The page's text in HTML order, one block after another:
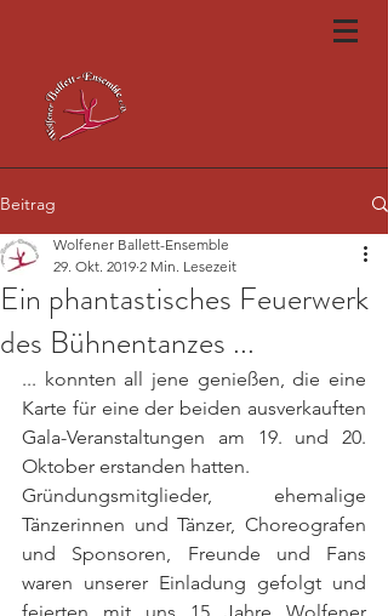
Beitrag
Ein phantastisches Feuerwerk
des Bühnentanzes ...
Wolfener Ballett-Ensemble
29. Okt. 2019 2 Min. Lesezeit
... konnten all jene genießen, die eine
Karte für eine der beiden ausverkauften
Gala-Veranstaltungen am 19. und 20.
Oktober erstanden hatten.
Gründungsmitglieder, ehemalige
Tänzerinnen und Tänzer, Choreografen
und Sponsoren, Freunde und Fans
waren unserer Einladung gefolgt und